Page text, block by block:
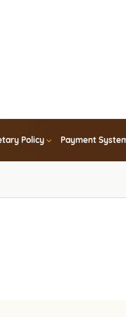
Policy Payment